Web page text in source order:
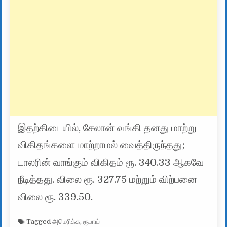
இதற்கிடையில், சேலான் வங்கி தனது மாற்று
விகிதங்களை மாற்றாமல் வைத்திருந்தது;
டாலரின் வாங்கும் விகிதம் ரூ. 340.33 ஆகவே
நீடித்தது. விலை ரூ. 327.75 மற்றும் விற்பனை
விலை ரூ. 339.50.
Taggedஅமெரிக்க,ரூபாய்